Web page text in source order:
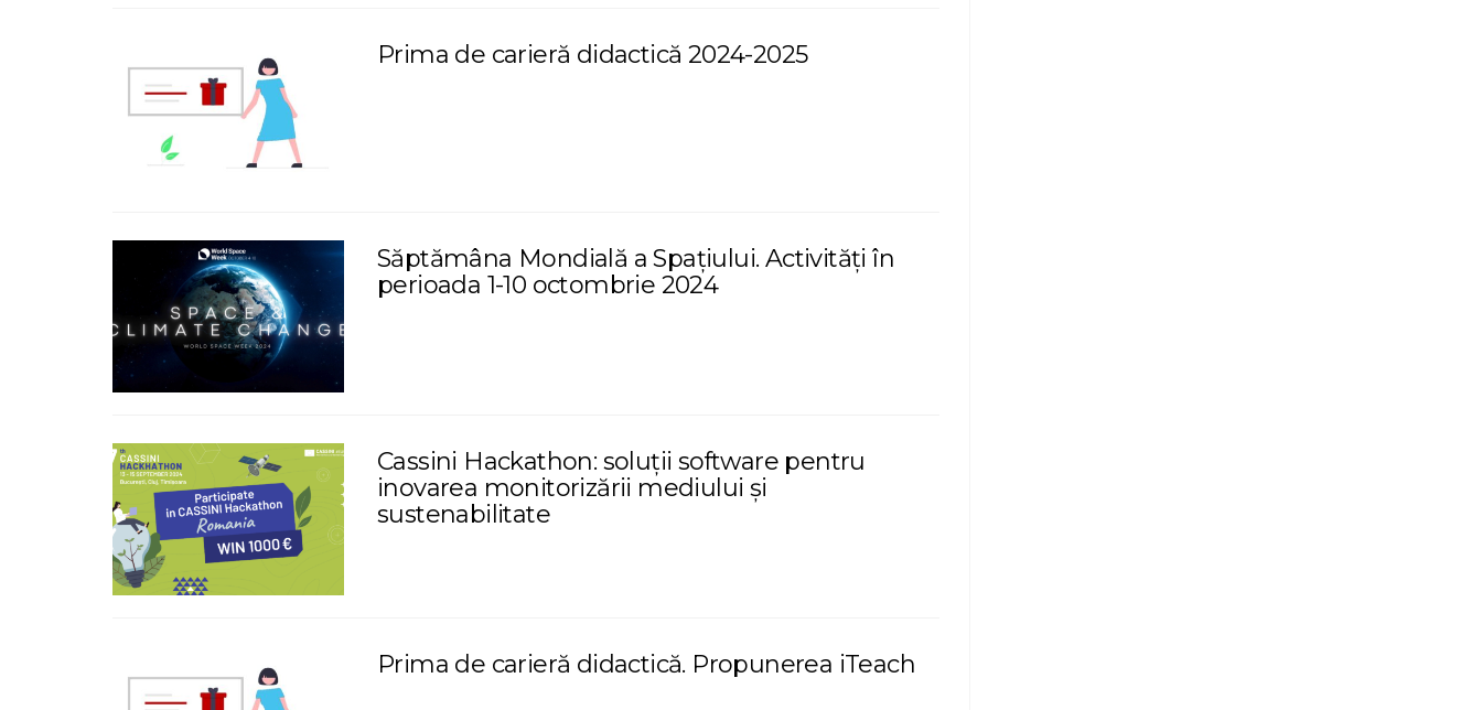
Prima de carieră didactică 2024-2025
Săptămâna Mondială a Spațiului. Activități în
perioada 1-10 octombrie 2024
Cassini Hackathon: soluții software pentru
inovarea monitorizării mediului și
sustenabilitate
Prima de carieră didactică. Propunerea iTeach